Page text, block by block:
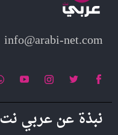
info@arabi-net.com
نبذة عن عربي نت